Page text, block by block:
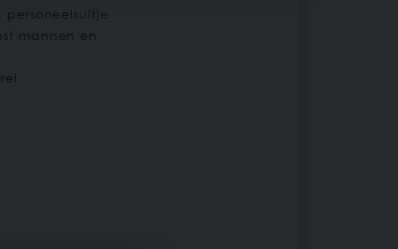
personeelsuitje
mannen en